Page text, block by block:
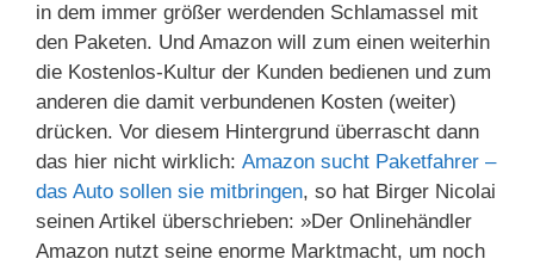
in dem immer größer werdenden Schlamassel mit
den Paketen. Und Amazon will zum einen weiterhin
die Kostenlos-Kultur der Kunden bedienen und zum
anderen die damit verbundenen Kosten (weiter)
drücken. Vor diesem Hintergrund überrascht dann
das hier nicht wirklich: Amazon sucht Paketfahrer –
das Auto sollen sie mitbringen, so hat Birger Nicolai
seinen Artikel überschrieben: »Der Onlinehändler
Amazon nutzt seine enorme Marktmacht, um noch